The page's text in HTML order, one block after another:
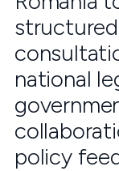
national
policy